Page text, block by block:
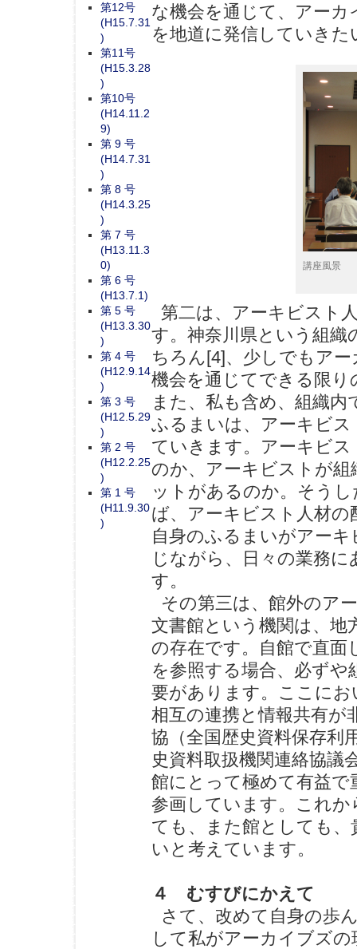
な機会を通じて、アー
を地道に発信していき
講座風景
第二は、アーキビスト
す。神奈川県という組織
ちろん[4]、少しでもア
機会を通じてできる限
また、私も含め、組織
ふるまいは、アーキビ
ていきます。アーキビ
のか、アーキビストが
ットがあるのか。そう
ば、アーキビスト人材
自身のふるまいがアー
じながら、日々の業務
す。
その第三は、館外のア
文書館という機関は、地
の存在です。自館で直面
を参照する場合、必ず
要があります。ここに
相互の連携と情報共有が
協（全国歴史資料保存利
史資料取扱機関連絡協
館にとって極めて有益
参画しています。これ
ても、また館としても
いと考えています。
４ むすびにかえて
さて、改めて自身の歩
して私がアーカイブズ
第12号
(H15.7.31
)
第11号
(H15.3.28
)
第10号
(H14.11.2
9)
第 9 号
(H14.7.31
)
第 8 号
(H14.3.25
)
第 7 号
(H13.11.3
0)
第 6 号
(H13.7.1)
第 5 号
(H13.3.30
)
第 4 号
(H12.9.14
)
第 3 号
(H12.5.29
)
第 2 号
(H12.2.25
)
第 1 号
(H11.9.30
)